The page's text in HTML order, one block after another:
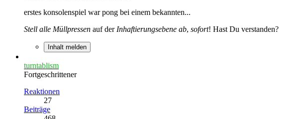
erstes konsolenspiel war pong bei einem bekannten...
Stell alle Müllpressen auf der Inhaftierungsebene ab, sofort! Hast Du verstanden?
Inhalt melden
turntablism
Fortgeschrittener
Reaktionen
27
Beiträge